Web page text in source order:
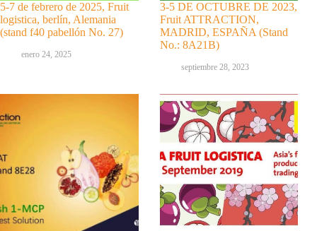
5-7 de febrero de 2025, Fruit
logistica, berlín, Alemania
(stand f40 pabellón No. 27)
enero 24, 2025
3-5 DE OCTUBRE DE 2023,
Fruit ATTRACTION,
MADRID, ESPAÑA (Stand
No.: 8A21B)
septiembre 28, 2023